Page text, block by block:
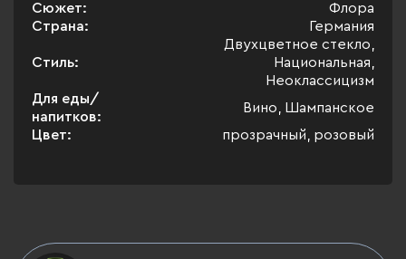
Сюжет:
Флора
Страна:
Германия
Стиль:
Двухцветное стекло,
Национальная,
Неоклассицизм
Для еды/
напитков:
Вино, Шампанское
Цвет:
прозрачный, розовый